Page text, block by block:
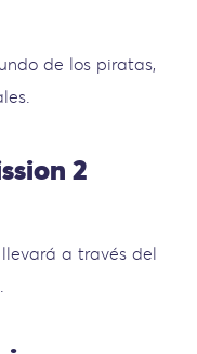
de los piratas,
2
a través del